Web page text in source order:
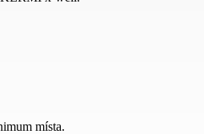
místa.